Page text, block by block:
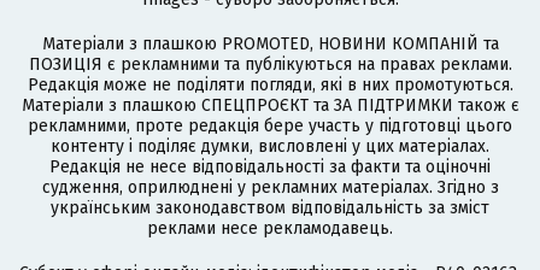
Матеріали з плашкою PROMOTED, НОВИНИ КОМПАНІЙ та
ПОЗИЦІЯ є рекламними та публікуються на правах реклами.
Редакція може не поділяти погляди, які в них промотуються.
Матеріали з плашкою СПЕЦПРОЄКТ та ЗА ПІДТРИМКИ також є
рекламними, проте редакція бере участь у підготовці цього
контенту і поділяє думки, висловлені у цих матеріалах.
Редакція не несе відповідальності за факти та оціночні
судження, оприлюднені у рекламних матеріалах. Згідно з
українським законодавством відповідальність за зміст
реклами несе рекламодавець.